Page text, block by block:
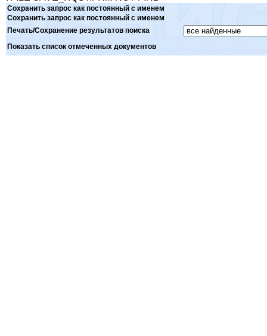
Сохранить запрос как постоянный с именем
Сохранить запрос как постоянный с именем
Печать/Сохранение результатов поиска
Показать список отмеченных документов